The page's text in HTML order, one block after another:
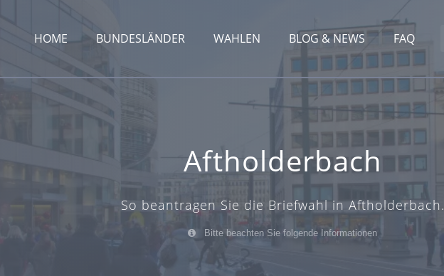
HOME BUNDESLÄNDER WAHLEN BLOG & NEWS FAQ
Aftholderbach
So beantragen Sie die Briefwahl in Aftholderbach.
Bitte beachten Sie folgende Informationen